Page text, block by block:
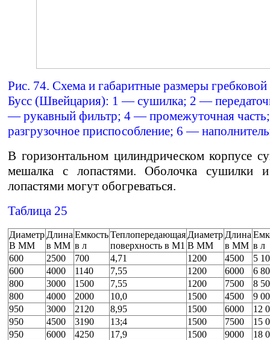
Рис. 74. Схема и габаритные размеры
Бусс (Швейцария): 1 — сушилка; 2 —
— рукавный фильтр; 4 — промежуточная
разгрузочное приспособление; 6 —
В горизонтальном цилиндрическом корпусе
мешалка с лопастями. Оболочка сушилки
лопастями могут обогреваться.
Таблица 25
Диаметр
В MM
Длина
в MM
Емкость
в л
Теплопередающая
поверхность в M1
Диаметр
В MM
Длина
в MM в л
600
2500 700 4,71 1200 4500
5
600
4000 1140 7,55 1200 6000
6
800
3000 1500 7,55 1200 7500
8
800
4000 2000 10,0 1500 4500
9
950
3000 2120 8,95 1500 6000
12
950
4500 3190 13;4 1500 7500
15
950
6000 4250 17,9 1500 9000 18